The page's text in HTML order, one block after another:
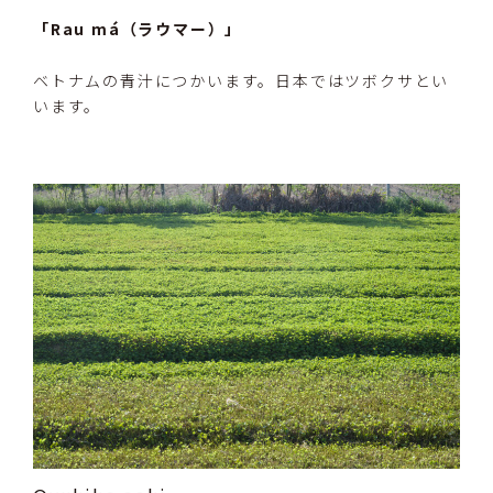
「Rau má（ラウマー）」
ベトナムの青汁につかいます。日本ではツボクサとい
います。